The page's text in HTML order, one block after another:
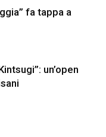
fa tappa a
un’open